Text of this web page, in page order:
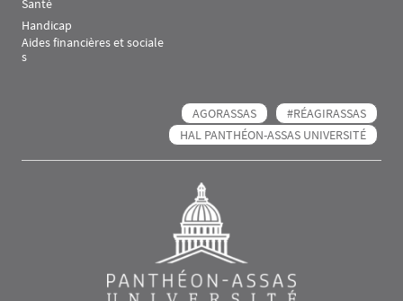
Santé
Handicap
Aides financières et sociale
s
AGORASSAS
#RÉAGIRASSAS
HAL PANTHÉON-ASSAS UNIVERSITÉ